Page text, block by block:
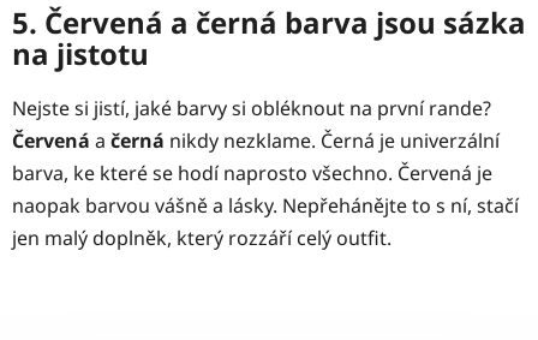
5. Červená a černá barva jsou sázka
na jistotu
Nejste si jistí, jaké barvy si obléknout na první rande?
Červená a černá nikdy nezklame. Černá je univerzální
barva, ke které se hodí naprosto všechno. Červená je
naopak barvou vášně a lásky. Nepřehánějte to s ní, stačí
jen malý doplněk, který rozzáří celý outfit.